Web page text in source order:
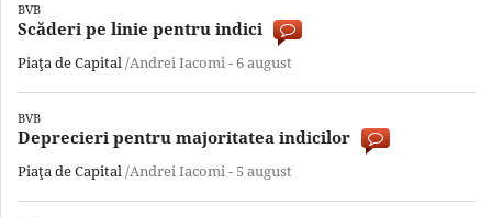
BVB
Scăderi pe linie pentru indici
Piaţa de Capital/Andrei Iacomi -6 august
BVB
Deprecieri pentru majoritatea indicilor
Piaţa de Capital/Andrei Iacomi - 5 august